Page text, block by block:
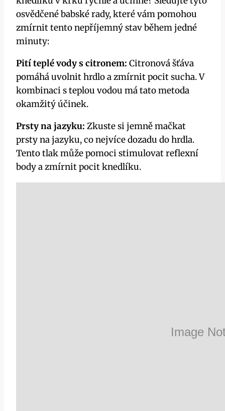
osvědčené babské rady, které vám pomohou‌
zmírnit tento nepříjemný ⁣stav během jedné⁤
minuty:
Pití teplé⁤ vody s citronem: ⁤Citronová‍ šťáva
pomáhá uvolnit hrdlo a zmírnit pocit sucha. V
kombinaci s ‌teplou‍ vodou má tato metoda
okamžitý účinek.
Prsty na jazyku: Zkuste si⁣ jemně mačkat ​
prsty na jazyku, co nejvíce dozadu do hrdla.
Tento tlak může ⁤pomoci stimulovat reflexní
body a zmírnit pocit‌ knedlíku.